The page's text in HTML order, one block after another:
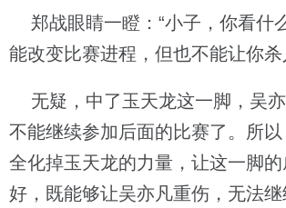
郑战眼睛一瞪：“小子，你看什
能改变比赛进程，但也不能让你杀
无疑，中了玉天龙这一脚，吴
不能继续参加后面的比赛了。所
全化掉玉天龙的力量，让这一脚
好，既能够让吴亦凡重伤，无法